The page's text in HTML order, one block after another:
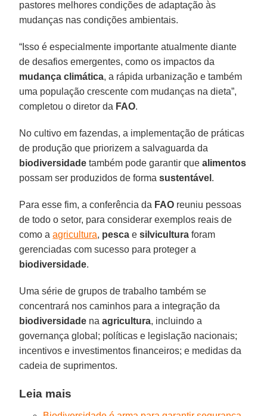
pastores melhores condições de adaptação às
mudanças nas condições ambientais.
“Isso é especialmente importante atualmente diante
de desafios emergentes, como os impactos da
mudança climática, a rápida urbanização e também
uma população crescente com mudanças na dieta”,
completou o diretor da FAO.
No cultivo em fazendas, a implementação de práticas
de produção que priorizem a salvaguarda da
biodiversidade também pode garantir quealimentos
possam ser produzidos de forma sustentável .
Para esse fim, a conferência da FAO reuniu pessoas
de todo o setor, para considerar exemplos reais de
como aagricultura, pescae silvicultura foram
gerenciadas com sucesso para proteger a
biodiversidade.
Uma série de grupos de trabalho também se
concentrará nos caminhos para a integração da
biodiversidade na agricultura, incluindo a
governança global; políticas e legislação nacionais;
incentivos e investimentos financeiros; e medidas da
cadeia de suprimentos.
Leia mais